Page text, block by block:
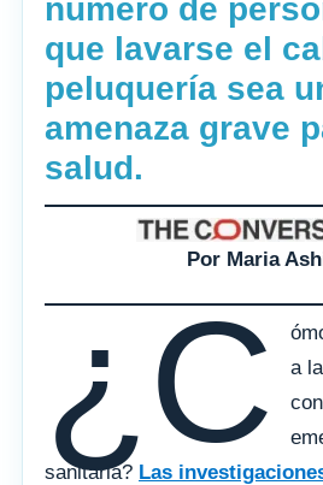
número de
que lavarse el
peluquería sea
amenaza grave
salud.
Por Maria
¿C
a
sanitaria? Las